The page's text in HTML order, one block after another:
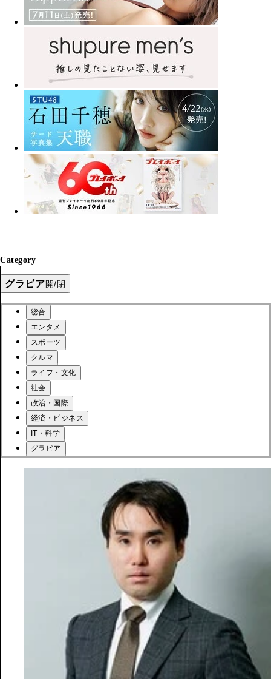
Category
グラビア開/閉
総合
エンタメ
スポーツ
クルマ
ライフ・文化
社会
政治・国際
経済・ビジネス
IT・科学
グラビア